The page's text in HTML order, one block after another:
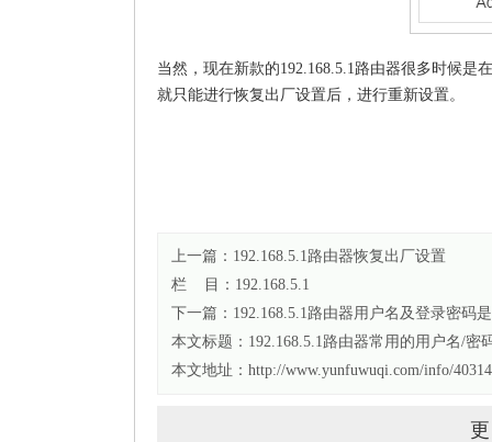
当然，现在新款的192.168.5.1路由器很多时候
就只能进行恢复出厂设置后，进行重新设置。
上一篇： 192.168.5.1路由器恢复出厂设置
栏 目： 192.168.5.1
下一篇： 192.168.5.1路由器用户名及登录密码
本文标题： 192.168.5.1路由器常用的用户名/密
本文地址：http://www.yunfuwuqi.com/info/